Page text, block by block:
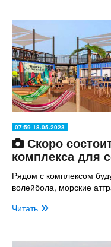
07:59 18.05.2023
Скоро
комплекса для
Рядом с комплексом
волейбола, морские
Читать